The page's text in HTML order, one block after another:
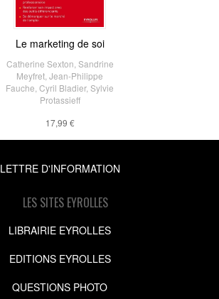
Le marketing de soi
Catherine Sexton Sandrine
Meyfret Jean-Philippe
Fauche Cyril Bladier, Sylvie
Protassieff
17,99 €
LETTRE D'INFORMATION
LES SITES EYROLLES
LIBRAIRIE EYROLLES
EDITIONS EYROLLES
QUESTIONS PHOTO